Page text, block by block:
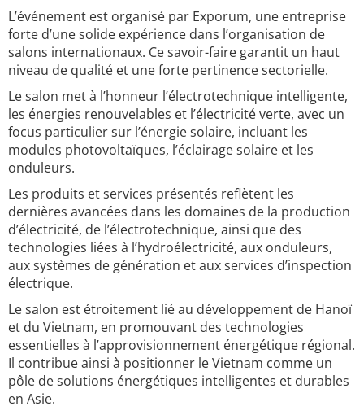
L’événement est organisé par Exporum, une entreprise
forte d’une solide expérience dans l’organisation de
salons internationaux. Ce savoir-faire garantit un haut
niveau de qualité et une forte pertinence sectorielle.
Le salon met à l’honneur l’électrotechnique intelligente,
les énergies renouvelables et l’électricité verte, avec un
focus particulier sur l’énergie solaire, incluant les
modules photovoltaïques, l’éclairage solaire et les
onduleurs.
Les produits et services présentés reflètent les
dernières avancées dans les domaines de la production
d’électricité, de l’électrotechnique, ainsi que des
technologies liées à l’hydroélectricité, aux onduleurs,
aux systèmes de génération et aux services d’inspection
électrique.
Le salon est étroitement lié au développement de Hanoï
et du Vietnam, en promouvant des technologies
essentielles à l’approvisionnement énergétique régional.
Il contribue ainsi à positionner le Vietnam comme un
pôle de solutions énergétiques intelligentes et durables
en Asie.